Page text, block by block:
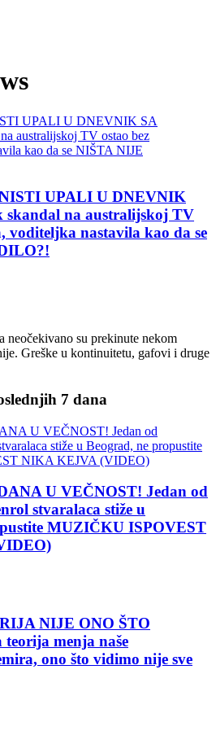
UPALI U DNEVNIK
skandal na australijskoj TV
voditeljka nastavila kao da se
neočekivano su prekinute nekom
Greške u kontinuitetu, gafovi i druge
7 dana
U VEČNOST! Jedan od
stvaralaca stiže u
MUZIČKU ISPOVEST
NIJE ONO ŠTO
menja naše
ono što vidimo nije sve